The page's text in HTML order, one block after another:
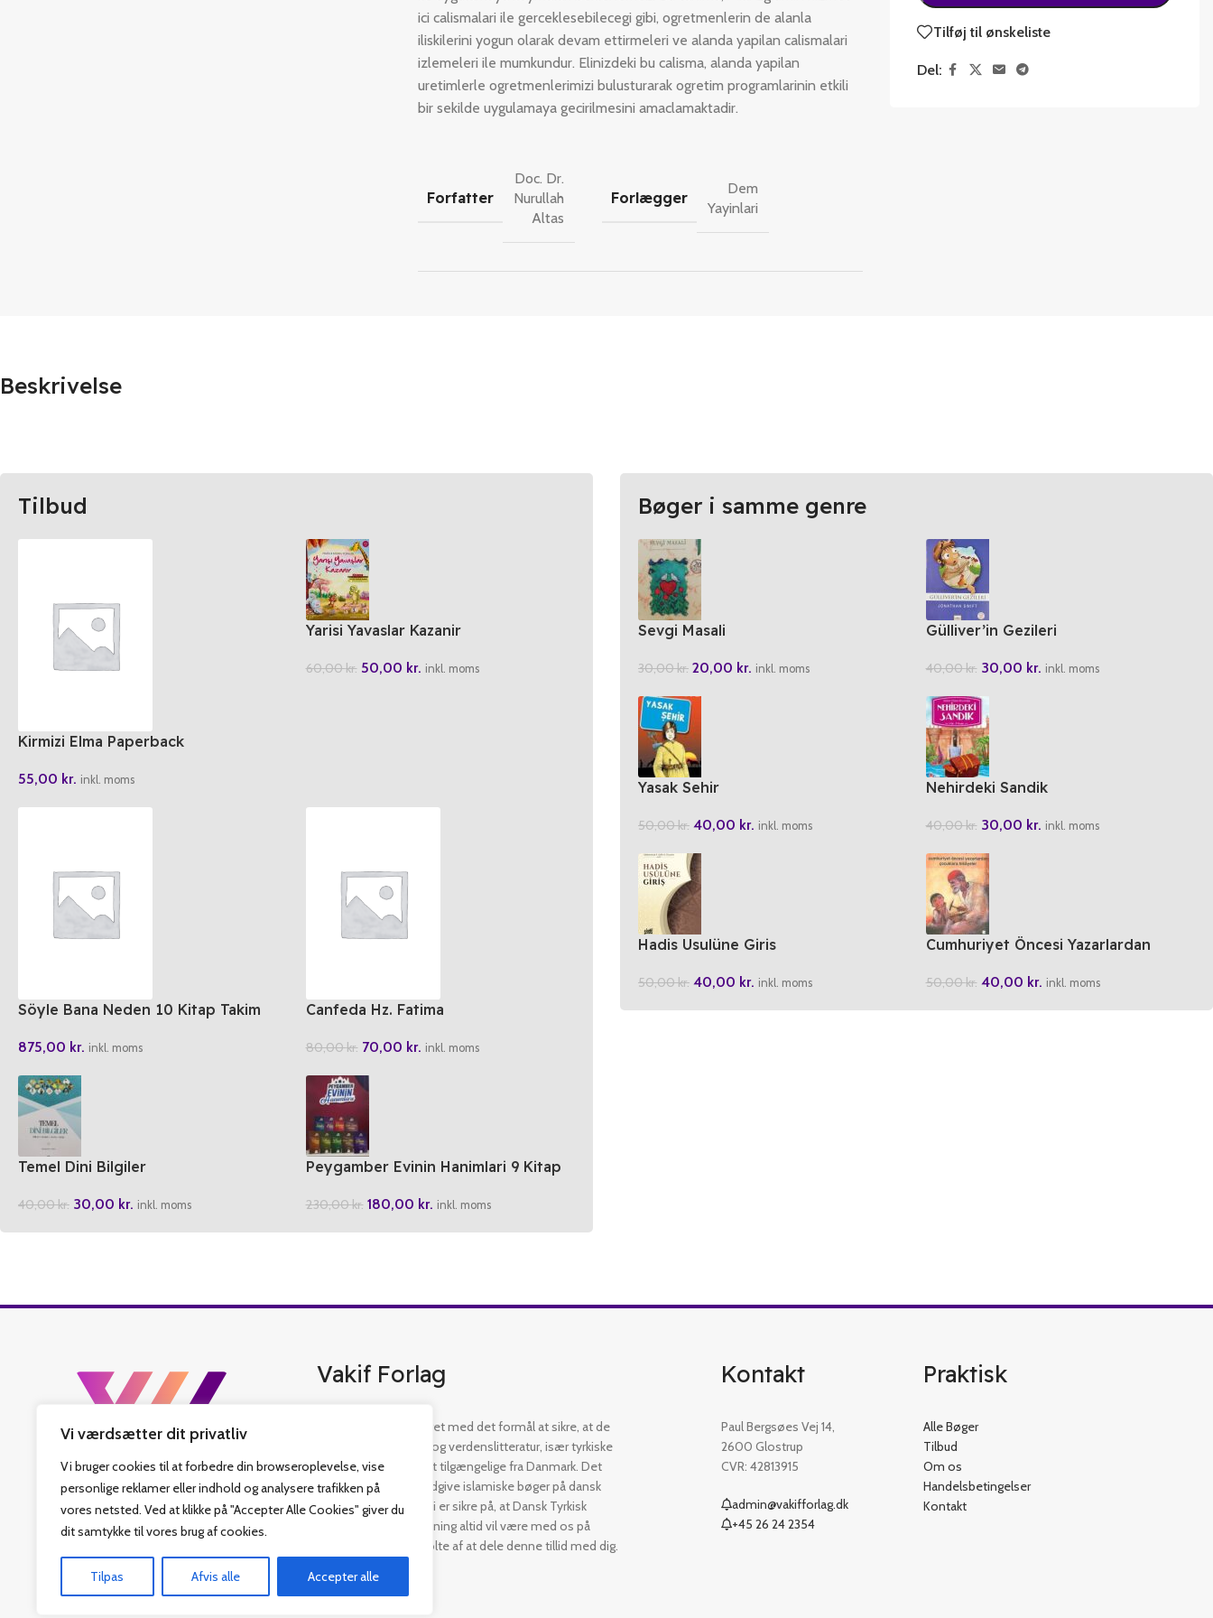
Vi værdsætter dit privatliv
Vi bruger cookies til at forbedre din browseroplevelse, vise
personlige reklamer eller indhold og analysere trafikken på
vores netsted. Ved at klikke på "Accepter Alle Cookies" giver du
dit samtykke til vores brug af cookies.
Tilpas Afvis alle Accepter alle
ici calismalari ile gerceklesebilecegi gibi, ogretmenlerin de alanla
iliskilerini yogun olarak devam ettirmeleri ve alanda yapilan calismalari
izlemeleri ile mumkundur. Elinizdeki bu calisma, alanda yapilan
uretimlerle ogretmenlerimizi bulusturarak ogretim programlarinin etkili
bir sekilde uygulamaya gecirilmesini amaclamaktadir.
Forfatter
Doc. Dr.
Nurullah
Altas
Forlægger
Dem
Yayinlari
Tilføj til ønskeliste
Del:
Beskrivelse
Tilbud
Kirmizi Elma Paperback
55,00 kr. inkl. moms
Yarisi Yavaslar Kazanir
60,00kr. 50,00 kr. inkl. moms
Söyle Bana Neden 10 Kitap Takim
875,00 kr. inkl. moms
Canfeda Hz. Fatima
80,00kr. 70,00 kr. inkl. moms
Temel Dini Bilgiler
40,00kr. 30,00 kr. inkl. moms
Peygamber Evinin Hanimlari 9 Kitap
230,00kr. 180,00 kr. inkl. moms
Bøger i samme genre
Sevgi Masali
30,00kr. 20,00 kr. inkl. moms
Gülliver’in Gezileri
40,00kr. 30,00 kr. inkl. moms
Yasak Sehir
50,00kr. 40,00 kr. inkl. moms
Nehirdeki Sandik
40,00kr. 30,00 kr. inkl. moms
Hadis Usulüne Giris
50,00kr. 40,00 kr. inkl. moms
Cumhuriyet Öncesi Yazarlardan
50,00kr. 40,00 kr. inkl. moms
Vakif Forlag
Vakif Forlag er etableret med det formål at sikre, at de
bedste tyrkisk bøger og verdenslitteratur, især tyrkiske
islamiske bøger, er let tilgængelige fra Danmark. Det
har også fastlagt at udgive islamiske bøger på dansk
som sit hovedmål. Vi er sikre på, at Dansk Tyrkisk
Religiøs Fonds vejledning altid vil være med os på
denne rejse. Vi er stolte af at dele denne tillid med dig.
Kontakt
Paul Bergsøes Vej 14,
2600 Glostrup
CVR: 42813915
admin@vakifforlag.dk
+45 26 24 2354
Praktisk
Alle Bøger
Tilbud
Om os
Handelsbetingelser
Kontakt